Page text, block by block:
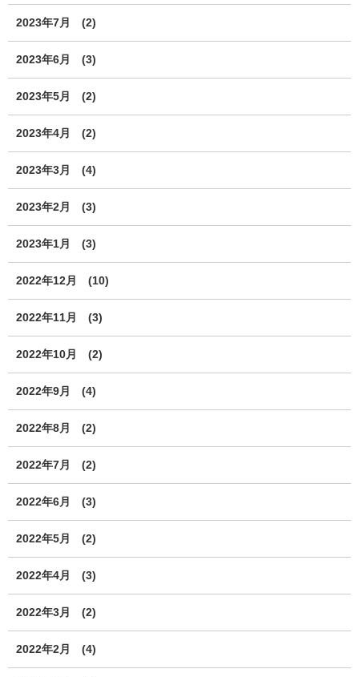
2023年7月 (2)
2023年6月 (3)
2023年5月 (2)
2023年4月 (2)
2023年3月 (4)
2023年2月 (3)
2023年1月 (3)
2022年12月 (10)
2022年11月 (3)
2022年10月 (2)
2022年9月 (4)
2022年8月 (2)
2022年7月 (2)
2022年6月 (3)
2022年5月 (2)
2022年4月 (3)
2022年3月 (2)
2022年2月 (4)